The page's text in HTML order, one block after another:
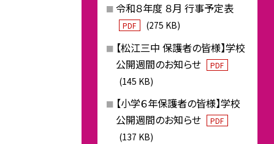
令和８年度 ８月 行事予定表
PDF (275 KB)
【松江三中 保護者の皆様】学校
公開週間のお知らせ
PDF
(145 KB)
【小学６年保護者の皆様】学校
公開週間のお知らせ
PDF
(137 KB)